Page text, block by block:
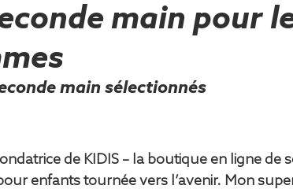
main pour
main sélectionnés
de KIDIS – la boutique en ligne de
enfants tournée vers l’avenir. Mon